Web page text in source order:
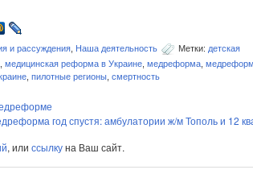
и рассуждения Наша деятельность Метки: детская
медицинская реформа в Украине медреформа
пилотные регионы смертность
год спустя: амбулатории ж/м Тополь и 12
, или ссылкуна Ваш сайт.